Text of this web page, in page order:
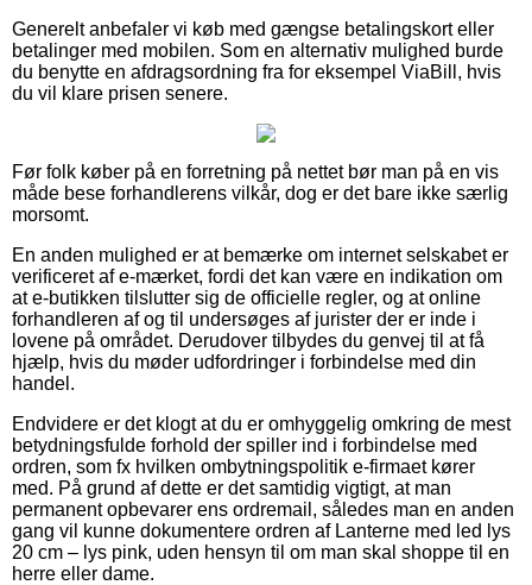
Generelt anbefaler vi køb med gængse betalingskort eller
betalinger med mobilen. Som en alternativ mulighed burde
du benytte en afdragsordning fra for eksempel ViaBill, hvis
du vil klare prisen senere.
Før folk køber på en forretning på nettet bør man på en vis
måde bese forhandlerens vilkår, dog er det bare ikke særlig
morsomt.
En anden mulighed er at bemærke om internet selskabet er
verificeret af e-mærket, fordi det kan være en indikation om
at e-butikken tilslutter sig de officielle regler, og at online
forhandleren af og til undersøges af jurister der er inde i
lovene på området. Derudover tilbydes du genvej til at få
hjælp, hvis du møder udfordringer i forbindelse med din
handel.
Endvidere er det klogt at du er omhyggelig omkring de mest
betydningsfulde forhold der spiller ind i forbindelse med
ordren, som fx hvilken ombytningspolitik e-firmaet kører
med. På grund af dette er det samtidig vigtigt, at man
permanent opbevarer ens ordremail, således man en anden
gang vil kunne dokumentere ordren af Lanterne med led lys
20 cm – lys pink, uden hensyn til om man skal shoppe til en
herre eller dame.